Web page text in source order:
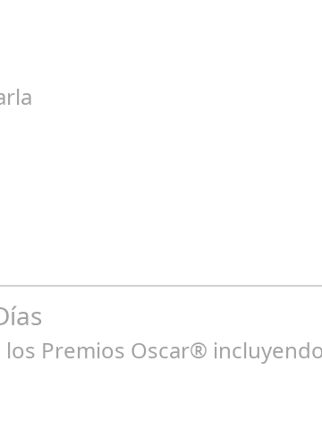
los Premios Oscar®